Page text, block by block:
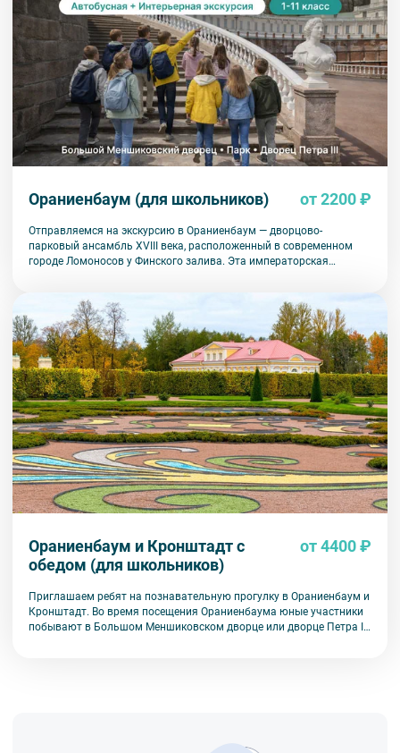
Ораниенбаум (для школьников) от 2200 ₽
Отправляемся на экскурсию в Ораниенбаум — дворцово-
парковый ансамбль XVIII века, расположенный в современном
городе Ломоносов у Финского залива. Эта императорская
Ораниенбаум и Кронштадт с
обедом (для школьников)
от 4400 ₽
Приглашаем ребят на познавательную прогулку в Ораниенбаум и
Кронштадт. Во время посещения Ораниенбаума юные участники
побывают в Большом Меншиковском дворце или дворце Петра III,